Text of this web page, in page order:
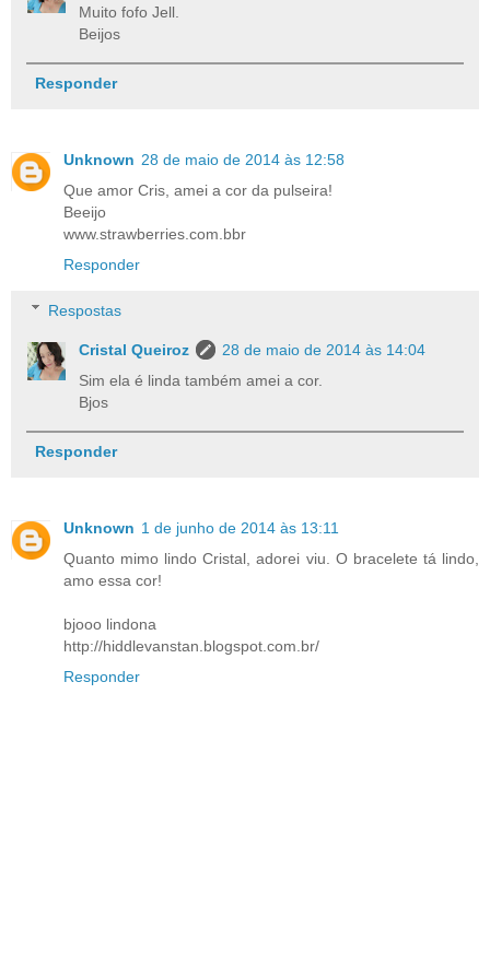
Muito fofo Jell.
Beijos
Responder
Unknown 28 de maio de 2014 às 12:58
Que amor Cris, amei a cor da pulseira!
Beeijo
www.strawberries.com.bbr
Responder
Respostas
Cristal Queiroz
28 de maio de 2014 às 14:04
Sim ela é linda também amei a cor.
Bjos
Responder
Unknown 1 de junho de 2014 às 13:11
Quanto mimo lindo Cristal, adorei viu. O bracelete tá lindo,
amo essa cor!
bjooo lindona
http://hiddlevanstan.blogspot.com.br/
Responder